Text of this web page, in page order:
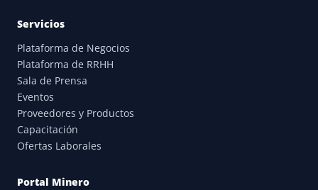
Servicios
Plataforma de Negocios
Plataforma de RRHH
Sala de Prensa
Eventos
Proveedores y Productos
Capacitación
Ofertas Laborales
Portal Minero